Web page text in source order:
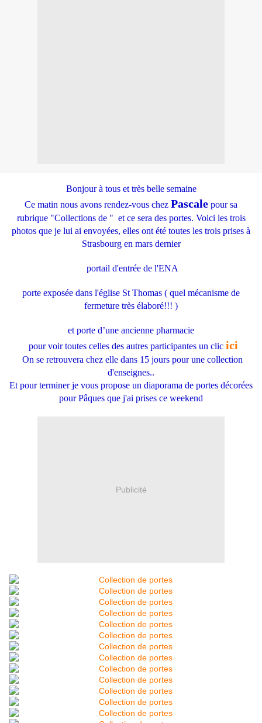
Bonjour à tous et très belle semaine
Ce matin nous avons rendez-vous chez Pascale pour sa
rubrique "Collections de " et ce sera des portes. Voici les trois
photos que je lui ai envoyées, elles ont été toutes les trois prises à
Strasbourg en mars dernier
portail d'entrée de l'ENA
porte exposée dans l'église St Thomas ( quel mécanisme de
fermeture très élaboré!!! )
et porte d’une ancienne pharmacie
pour voir toutes celles des autres participantes un clic ici
On se retrouvera chez elle dans 15 jours pour une collection
d'enseignes..
Et pour terminer je vous propose un diaporama de portes décorées
pour Pâques que j'ai prises ce weekend
Publicité